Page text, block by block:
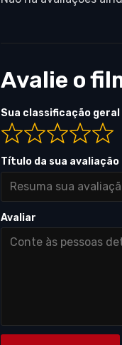
Avalie o
Sua classificação geral
Título da sua avaliação
Avaliar